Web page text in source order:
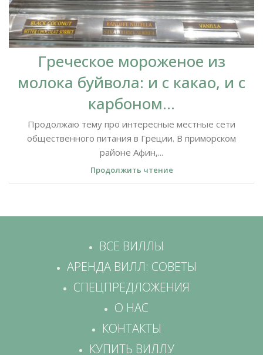
Греческое мороженое из
молока буйвола: и с какао, и с
карбоном…
Продолжаю тему про интересные местные сети
общественного питания в Греции. В приморском
районе Афин,...
Продолжить чтение
ВСЕ ВИЛЛЫ
АРЕНДА ВИЛЛ: СОВЕТЫ
СПЕЦПРЕДЛОЖЕНИЯ
О НАС
КОНТАКТЫ
КУПИТЬ ВИЛЛУ